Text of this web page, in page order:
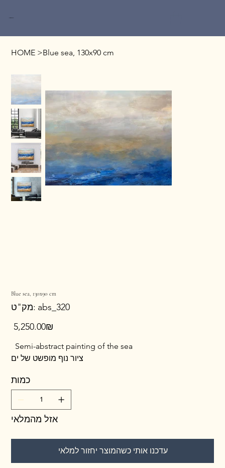
Miri Baruch
HOME >Blue sea, 130x90 cm
Blue sea, 130x90 cm
מק"ט:
מק"ט
abs_320
abs_320
מחיר ‏5,250.00 ‏₪
Semi-abstract painting of the sea
ציור נוף מופשט של ים
כמות
אזל מהמלאי
עדכנו אותי כשהמוצר יחזור למלאי